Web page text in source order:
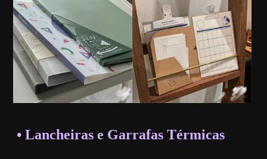
• Lancheiras e Garrafas Térmicas